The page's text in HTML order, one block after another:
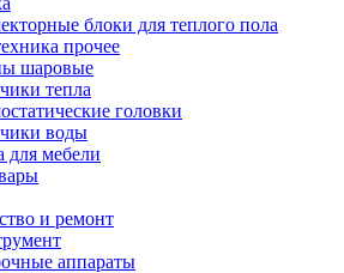
блоки для теплого пола
прочее
шаровые
тепла
головки
воды
для мебели
и ремонт
аппараты